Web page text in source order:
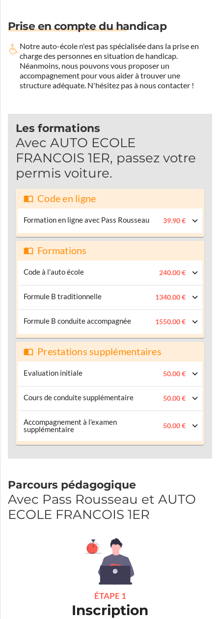
Prise en compte du handicap
Notre auto-école n'est pas spécialisée dans la prise en
charge des personnes en situation de handicap.
Néanmoins, nous pouvons vous proposer un
accompagnement pour vous aider à trouver une
structure adéquate. N'hésitez pas à nous contacter !
Les formations
Avec AUTO ECOLE
FRANCOIS 1ER, passez votre
permis voiture.
Code en ligne
Formation en ligne avec Pass Rousseau 39.90 €
Formations
Code à l'auto école 240.00 €
Formule B traditionnelle 1340.00 €
Formule B conduite accompagnée 1550.00 €
Prestations supplémentaires
Evaluation initiale 50.00 €
Cours de conduite supplémentaire 50.00 €
Accompagnement à l’examen
supplémentaire
50.00 €
Parcours pédagogique
Avec Pass Rousseau et AUTO
ECOLE FRANCOIS 1ER
ÉTAPE 1
Inscription